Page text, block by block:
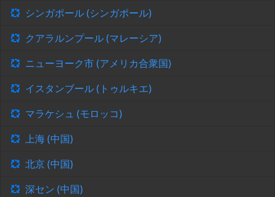
シンガポール (シンガポール)
クアラルンプール (マレーシア)
ニューヨーク市 (アメリカ合衆国)
イスタンブール (トゥルキエ)
マラケシュ (モロッコ)
上海 (中国)
北京 (中国)
深セン (中国)